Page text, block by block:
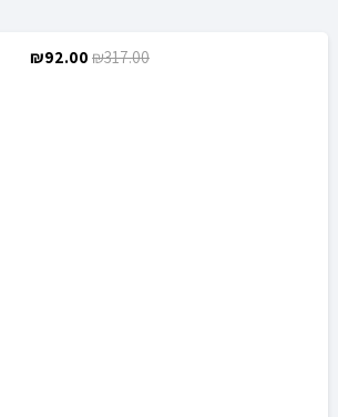
₪317.00
המחיר₪92.00